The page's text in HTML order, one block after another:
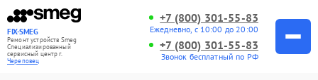
FIX-SMEG
Ремонт устройств Smeg
Специализированный
cервисный центр г.
Череповец
+7 (800) 301-55-83
Ежедневно, с 10:00 до 20:00
+7 (800) 301-55-83
Звонок бесплатный по РФ